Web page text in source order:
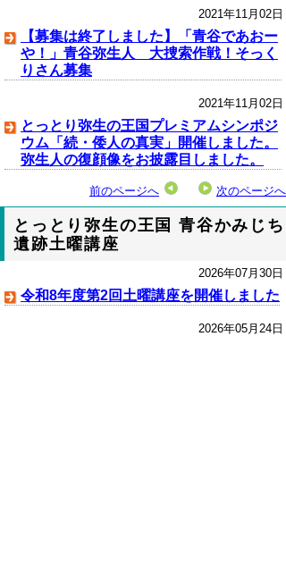
2021年11月02日
【募集は終了しました】「青谷であおー
や！」青谷弥生人 大捜索作戦！そっく
りさん募集
2021年11月02日
とっとり弥生の王国プレミアムシンポジ
ウム「続・倭人の真実」開催しました。
弥生人の復顔像をお披露目しました。
前のページへ 次のページへ
とっとり弥生の王国 青谷かみじち
遺跡土曜講座
2026年07月30日
令和8年度第2回土曜講座を開催しました
2026年05月24日